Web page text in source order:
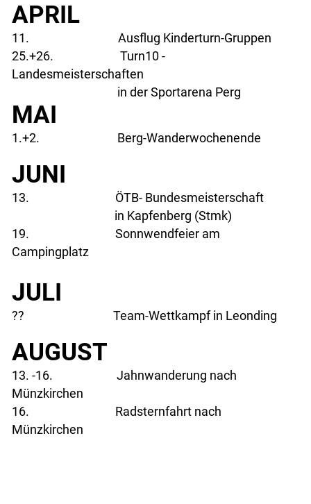
APRIL
11. Ausflug Kinderturn-Gruppen
25.+26. Turn10 -
Landesmeisterschaften
in der Sportarena Perg
MAI
1.+2. Berg-Wanderwochenende
JUNI
13. ÖTB- Bundesmeisterschaft
in Kapfenberg (Stmk)
19. Sonnwendfeier am
Campingplatz
JULI
?? Team-Wettkampf in Leonding
AUGUST
13. -16. Jahnwanderung nach
Münzkirchen
16. Radsternfahrt nach
Münzkirchen